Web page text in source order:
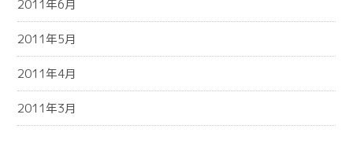
2011年6月
2011年5月
2011年4月
2011年3月